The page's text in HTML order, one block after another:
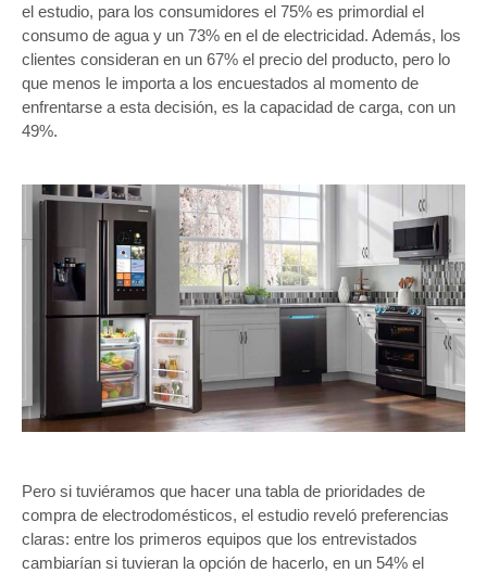
el estudio, para los consumidores el 75% es primordial el
consumo de agua y un 73% en el de electricidad. Además, los
clientes consideran en un 67% el precio del producto, pero lo
que menos le importa a los encuestados al momento de
enfrentarse a esta decisión, es la capacidad de carga, con un
49%.
Pero si tuviéramos que hacer una tabla de prioridades de
compra de electrodomésticos, el estudio reveló preferencias
claras: entre los primeros equipos que los entrevistados
cambiarían si tuvieran la opción de hacerlo, en un 54% el